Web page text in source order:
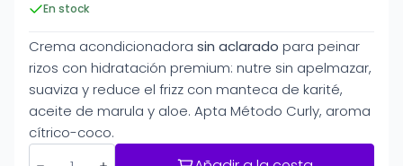
En stock
Crema acondicionadora sin aclarado para peinar
rizos con hidratación premium: nutre sin apelmazar,
suaviza y reduce el frizz con manteca de karité,
aceite de marula y aloe. Apta Método Curly, aroma
cítrico-coco.